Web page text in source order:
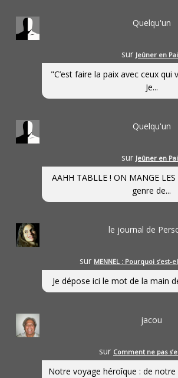
Quelqu'un
sur Jeûner en
"C’est faire la paix avec ceux
Je...
Quelqu'un
sur Jeûner en
AAHH TABLLE ! ON MANGE
genre de...
le journal de
sur MENNEL : Pourquoi s’est-
Je dépose ici le mot de la main
jacou
sur Comment ne pas
Notre voyage héroîque : de